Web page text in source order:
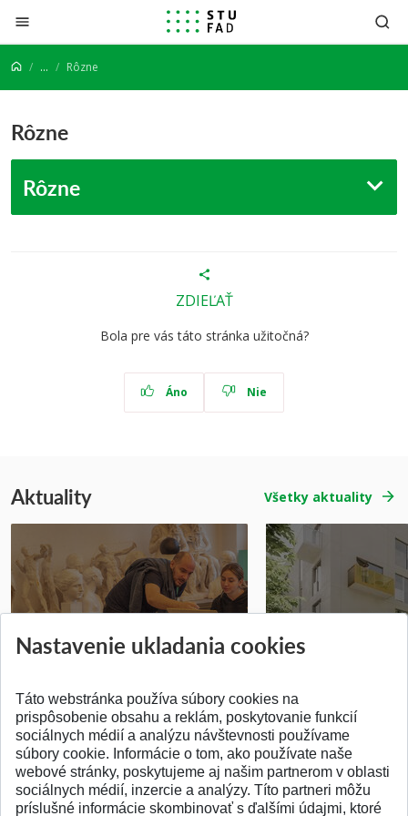
Prejsť na obsah
... Rôzne
Rôzne
Rôzne
ZDIEĽAŤ
Bola pre vás táto stránka užitočná?
Áno Nie
Aktuality Všetky aktuality
Pridané 14.07.2026 Pridané 03.07.2026
SPÄŤ NA VRCH
Nastavenie ukladania cookies
Táto webstránka používa súbory cookies na
prispôsobenie obsahu a reklám, poskytovanie funkcií
sociálnych médií a analýzu návštevnosti používame
súbory cookie. Informácie o tom, ako používate naše
webové stránky, poskytujeme aj našim partnerom v oblasti
sociálnych médií, inzercie a analýzy. Títo partneri môžu
príslušné informácie skombinovať s ďalšími údajmi, ktoré